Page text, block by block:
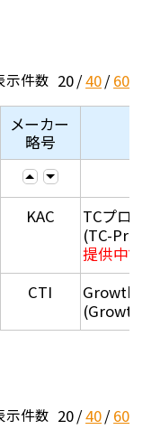
示件数 20 40 60
メーカー
略号
KAC
TCプロ
(TC-
提供中で
CTI
Growth
(Growth
示件数 20 40 60